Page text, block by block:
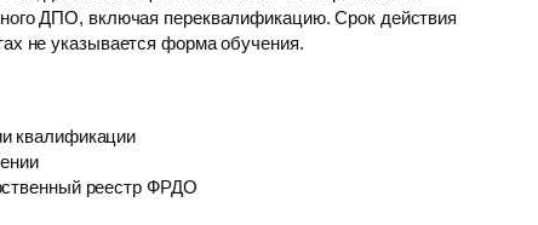
ДПО, включая переквалификацию. Срок действия
не указывается форма обучения.
квалификации
реестр ФРДО